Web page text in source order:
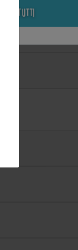
tutti